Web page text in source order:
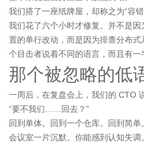
我们搭了一座纸牌屋，却称之为“容错
我们花了六个小时才修复。并不是
置的单行改动，而是因为排查分布
个目击者说着不同的语言，而且有一
那个被忽略的低
一周后，在复盘会上，我们的 CTO
“要不我们……回去？”
回到单体。回到一个仓库。回到简单。
会议室一片沉默。你能感到认知失调